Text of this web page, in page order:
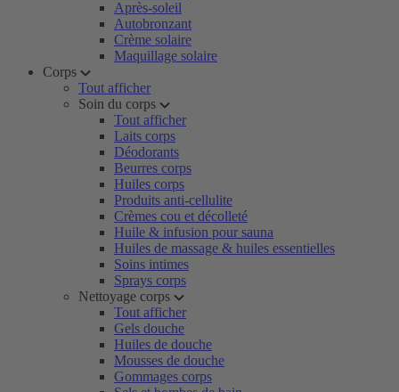
Après-soleil
Autobronzant
Crème solaire
Maquillage solaire
Corps
Tout afficher
Soin du corps
Tout afficher
Laits corps
Déodorants
Beurres corps
Huiles corps
Produits anti-cellulite
Crèmes cou et décolleté
Huile & infusion pour sauna
Huiles de massage & huiles essentielles
Soins intimes
Sprays corps
Nettoyage corps
Tout afficher
Gels douche
Huiles de douche
Mousses de douche
Gommages corps